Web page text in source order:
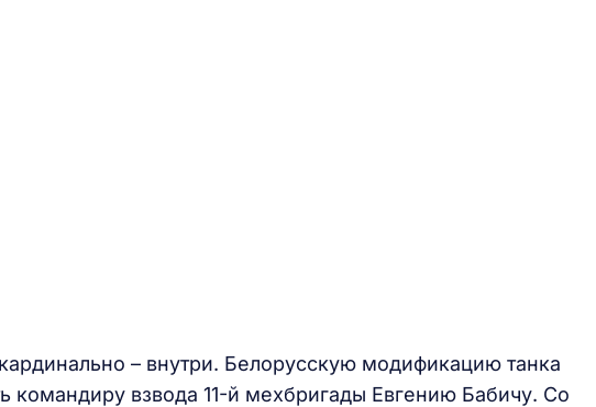
– внутри. Белорусскую модификацию танка
командиру взвода 11-й мехбригады Евгению Бабичу. Со